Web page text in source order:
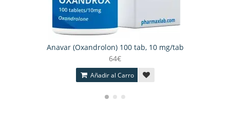
Anavar (Oxandrolon) 100 tab, 10 mg/tab
64€
Añadir al Carro